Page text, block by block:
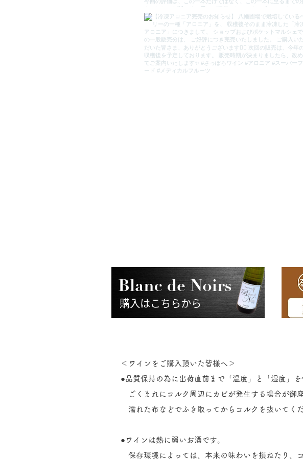
＜ワインをご購入頂いた皆様へ＞
●品質保持の為に出荷直前まで「温度」と「湿度」
ごくまれにコルク周辺にカビが発生する場合が御
濡れた布などでふき取ってからコルクを抜いてくだ
●ワインは熱に弱いお酒です。
保存環境によっては、本来の味わいを損ねたり、